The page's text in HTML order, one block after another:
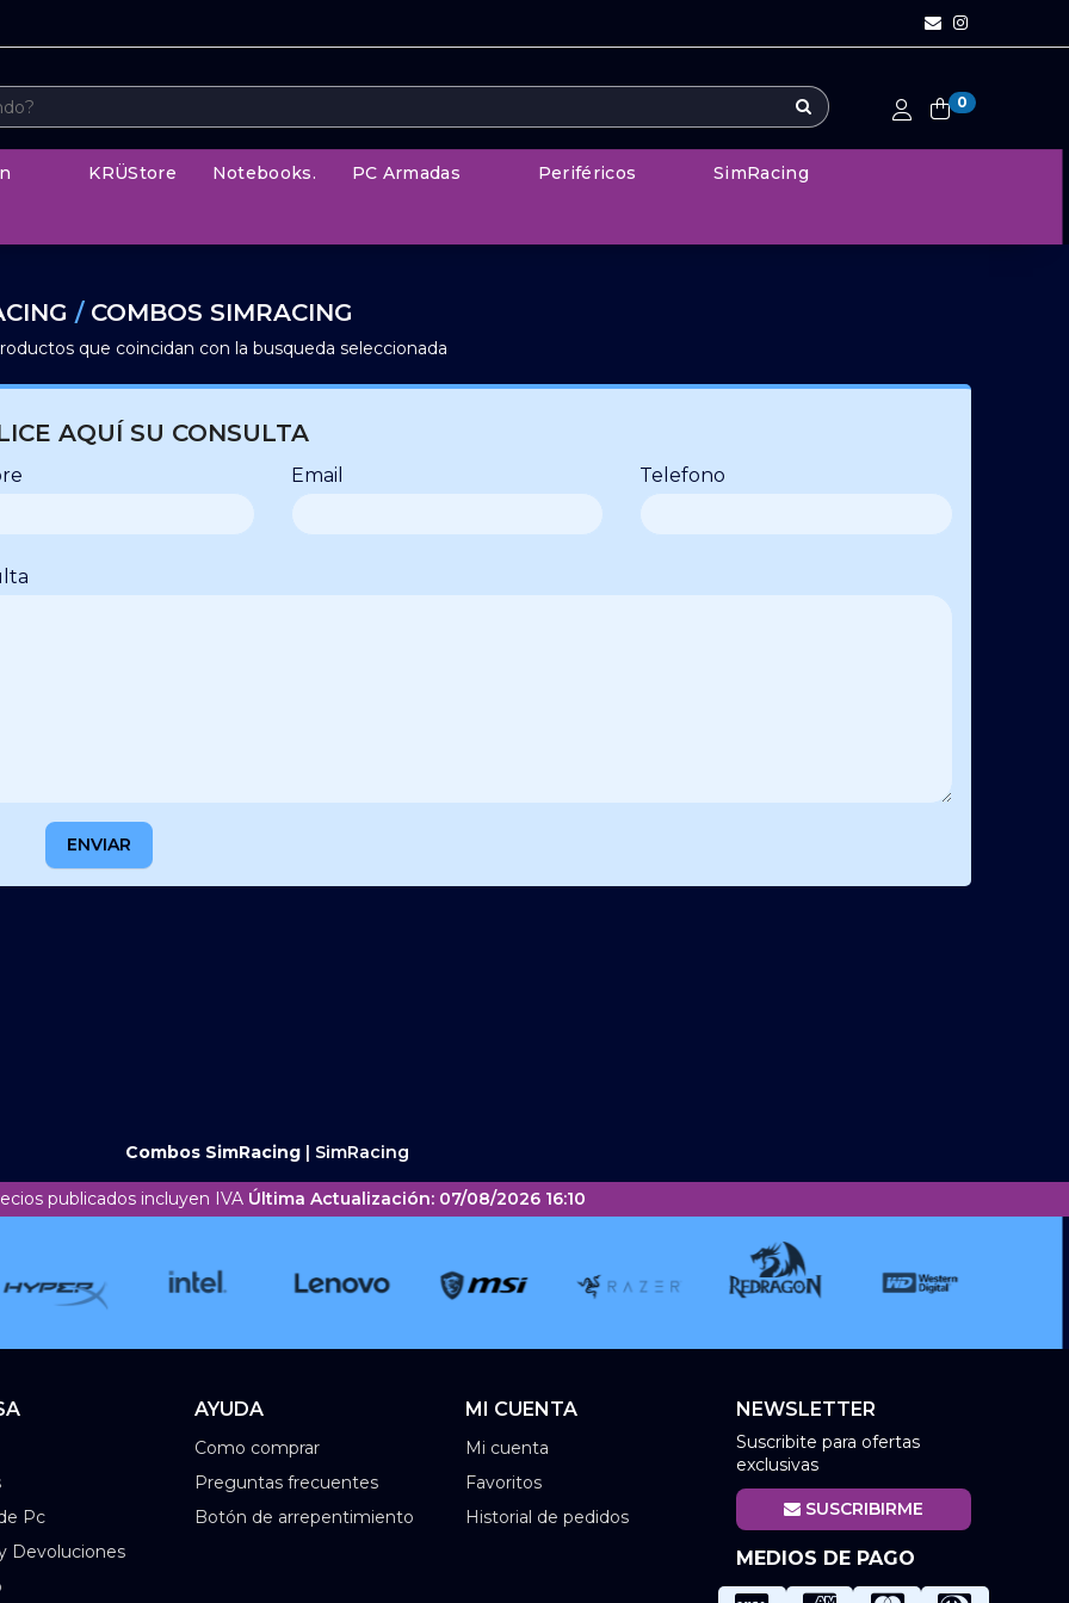
0
KRÜStore Notebooks. PC Armadas Periféricos SimRacing
/ COMBOS SIMRACING
que coincidan con la busqueda seleccionada
AQUÍ SU CONSULTA
Email Telefono
ENVIAR
Combos SimRacing | SimRacing
publicados incluyen IVA Última Actualización: 07/08/2026 16:10
Pc
Devoluciones
AYUDA
Como comprar
Preguntas frecuentes
Botón de arrepentimiento
MI CUENTA
Mi cuenta
Favoritos
Historial de pedidos
NEWSLETTER
Suscribite para ofertas
exclusivas
SUSCRIBIRME
MEDIOS DE PAGO